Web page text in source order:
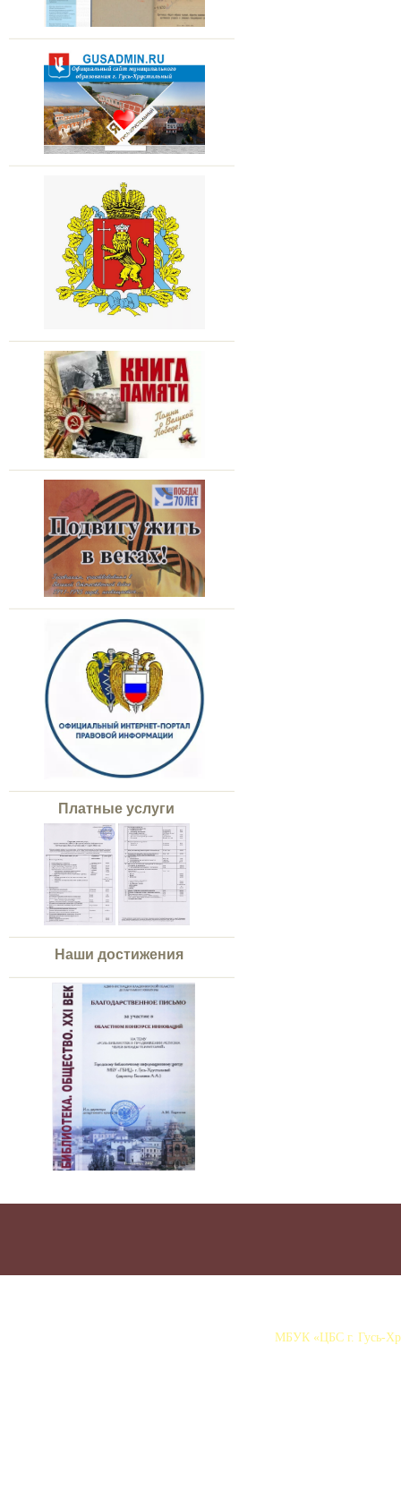
Платные услуги
Наши достижения
МБУК «ЦБС г. Гусь-